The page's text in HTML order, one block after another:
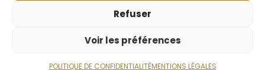
Refuser
Voir les préférences
POLITIQUE DE CONFIDENTIALITÉMENTIONS LÉGALES